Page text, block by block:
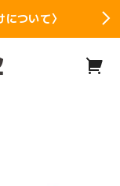
について〉